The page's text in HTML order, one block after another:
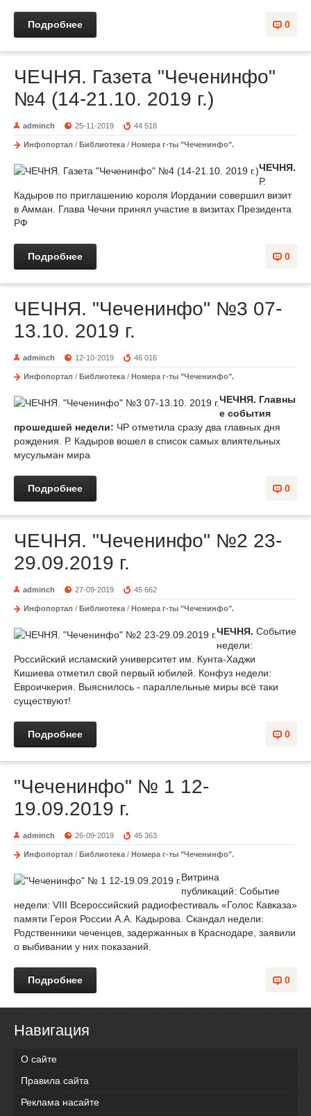
0
Подробнее
ЧЕЧНЯ. Газета "Чеченинфо"
№4 (14-21.10. 2019 г.)
adminch 25-11-2019 44 518
Инфопортал / Библиотека / Номера г-ты "Чеченинфо".
ЧЕЧНЯ.
Р.
Кадыров по приглашению короля Иордании совершил визит
в Амман. Глава Чечни принял участие в визитах Президента
РФ
0
Подробнее
ЧЕЧНЯ. "Чеченинфо" №3 07-
13.10. 2019 г.
adminch 12-10-2019 46 016
Инфопортал / Библиотека / Номера г-ты "Чеченинфо".
ЧЕЧНЯ. Главны
е события
прошедшей недели: ЧР отметила сразу два главных дня
рождения. Р. Кадыров вошел в список самых влиятельных
мусульман мира
0
Подробнее
ЧЕЧНЯ. "Чеченинфо" №2 23-
29.09.2019 г.
adminch 27-09-2019 45 662
Инфопортал / Библиотека / Номера г-ты "Чеченинфо".
ЧЕЧНЯ. Событие
недели:
Российский исламский университет им. Кунта-Хаджи
Кишиева отметил свой первый юбилей. Конфуз недели:
Евроичкерия. Выяснилось - параллельные миры всё таки
существуют!
0
Подробнее
"Чеченинфо" № 1 12-
19.09.2019 г.
adminch 26-09-2019 45 363
Инфопортал / Библиотека / Номера г-ты "Чеченинфо".
Витрина
публикаций: Событие
недели: VIII Всероссийский радиофестиваль «Голос Кавказа»
памяти Героя России А.А. Кадырова. Скандал недели:
Родственники чеченцев, задержанных в Краснодаре, заявили
о выбивании у них показаний.
0
Подробнее
Навигация
О сайте
Правила сайта
Реклама насайте